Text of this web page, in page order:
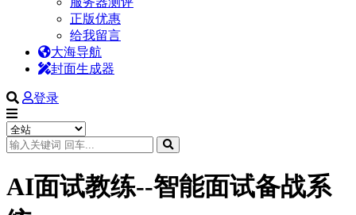
正版优惠
给我留言
大海导航
封面生成器
登录
AI面试教练--智能面试备战系